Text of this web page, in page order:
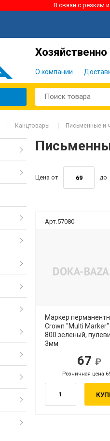
В связи с резким
О компании
Канцтовары Письменные и
Цена от до
Арт.57080
Маркер
Crown "Multi Marker"
800 зеленый,
3мм
67
Розничная цена